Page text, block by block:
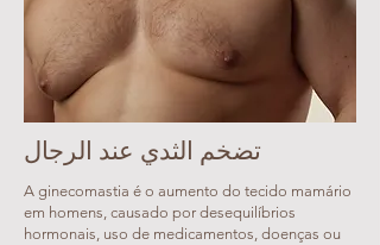
تضخم الثدي عند الرجال
A ginecomastia é o aumento do tecido mamário
em homens, causado por desequilíbrios
hormonais, uso de medicamentos, doenças ou